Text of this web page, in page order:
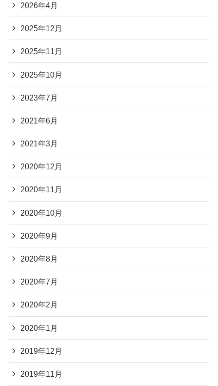
2026年4月
2025年12月
2025年11月
2025年10月
2023年7月
2021年6月
2021年3月
2020年12月
2020年11月
2020年10月
2020年9月
2020年8月
2020年7月
2020年2月
2020年1月
2019年12月
2019年11月